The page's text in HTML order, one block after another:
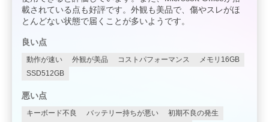
載されている点も好評です。外観も美品で、傷やスレがほ
とんどない状態で届くことが多いようです。
良い点
動作が速い 外観が美品 コストパフォーマンス
メモリ16GB
SSD512GB
悪い点
キーボード不良 バッテリー持ちが悪い
初期不良の発生